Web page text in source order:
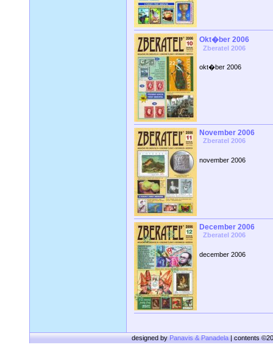
Okt�ber 2006
Zberatel 2006
okt�ber 2006
November 2006
Zberatel 2006
november 2006
December 2006
Zberatel 2006
december 2006
designed byPanavis & Panadela| contents